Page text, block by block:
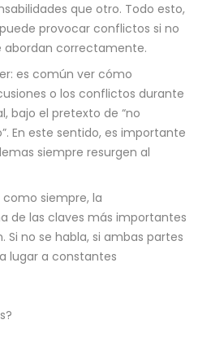
que otro. Todo esto,
provocar conflictos si no
abordan correctamente.
es común ver cómo
o los conflictos durante
bajo el pretexto de “no
En este sentido, es importante
siempre resurgen al
siempre, la
de las claves más importantes
Si no se habla, si ambas partes
lugar a constantes